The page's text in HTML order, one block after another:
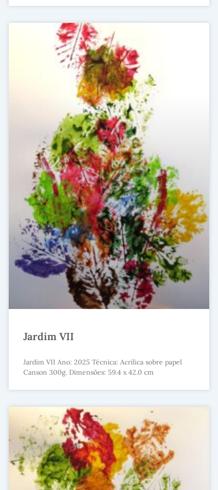
Jardim VII
Jardim VII Ano: 2025 Técnica: Acrílica sobre papel
Canson 300g. Dimensões: 59.4 x 42.0 cm